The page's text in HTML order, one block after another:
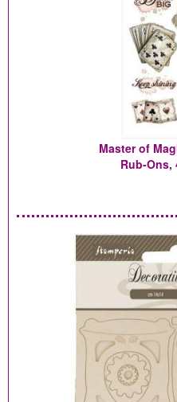
Master of
Rub-Ons,